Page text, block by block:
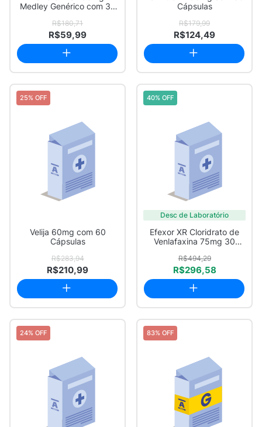
Medley Genérico com 30
R$180,71
R$59,99
Cápsulas
R$179,99
R$124,49
25% OFF
Velija 60mg com 60
Cápsulas
R$283,94
R$210,99
40% OFF
Desc de Laboratório
Efexor XR Cloridrato de
Venlafaxina 75mg 30
R$494,29
R$296,58
24% OFF 83% OFF